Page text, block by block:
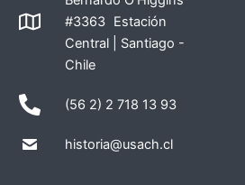
#3363 Estación
Central | Santiago -
Chile
(56 2) 2 718 13 93
historia@usach.cl